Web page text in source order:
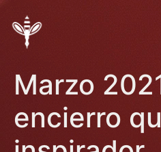
Marzo
encierro